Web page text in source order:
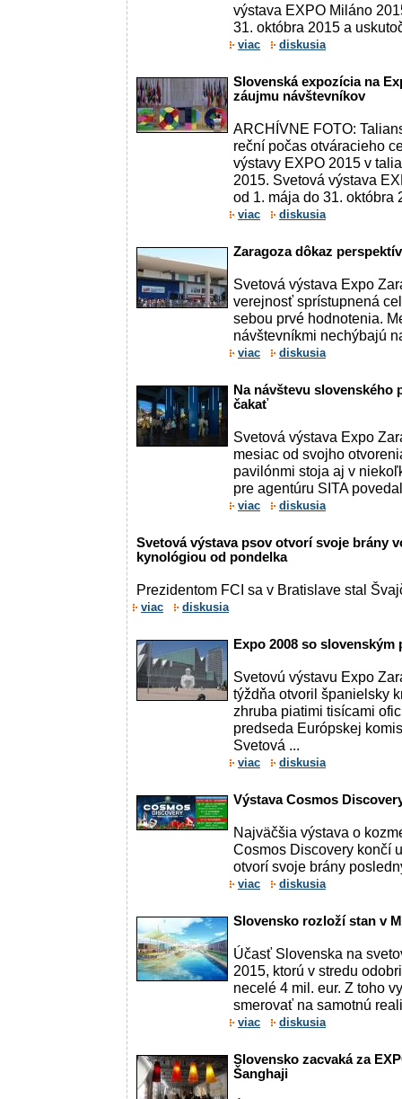
výstava EXPO Miláno
31. októbra 2015 a
viac diskusia
Slovenská expozícia na
záujmu návštevníkov
ARCHÍVNE FOTO:
reční počas otváracieho
výstavy EXPO 2015 v
2015. Svetová výstava
od 1. mája do 31. októbra
viac diskusia
Zaragoza dôkaz
Svetová výstava Expo
verejnosť sprístupnená
sebou prvé hodnotenia.
návštevníkmi nechýbajú
viac diskusia
Na návštevu slovenského
čakať
Svetová výstava Expo
mesiac od svojho
pavilónmi stoja aj v
pre agentúru SITA
viac diskusia
Svetová výstava psov otvorí svoje brány
kynológiou od pondelka
Prezidentom FCI sa v Bratislave stal
viac diskusia
Expo 2008 so
Svetovú výstavu Expo
týždňa otvoril španielsky
zhruba piatimi tisícami
predseda Európskej
Svetová ...
viac diskusia
Výstava Cosmos
Najväčšia výstava o
Cosmos Discovery končí
otvorí svoje brány
viac diskusia
Slovensko rozloží stan v
Účasť Slovenska na
2015, ktorú v stredu
necelé 4 mil. eur. Z toho
smerovať na samotnú
viac diskusia
Slovensko zacvaká za
Šanghaji